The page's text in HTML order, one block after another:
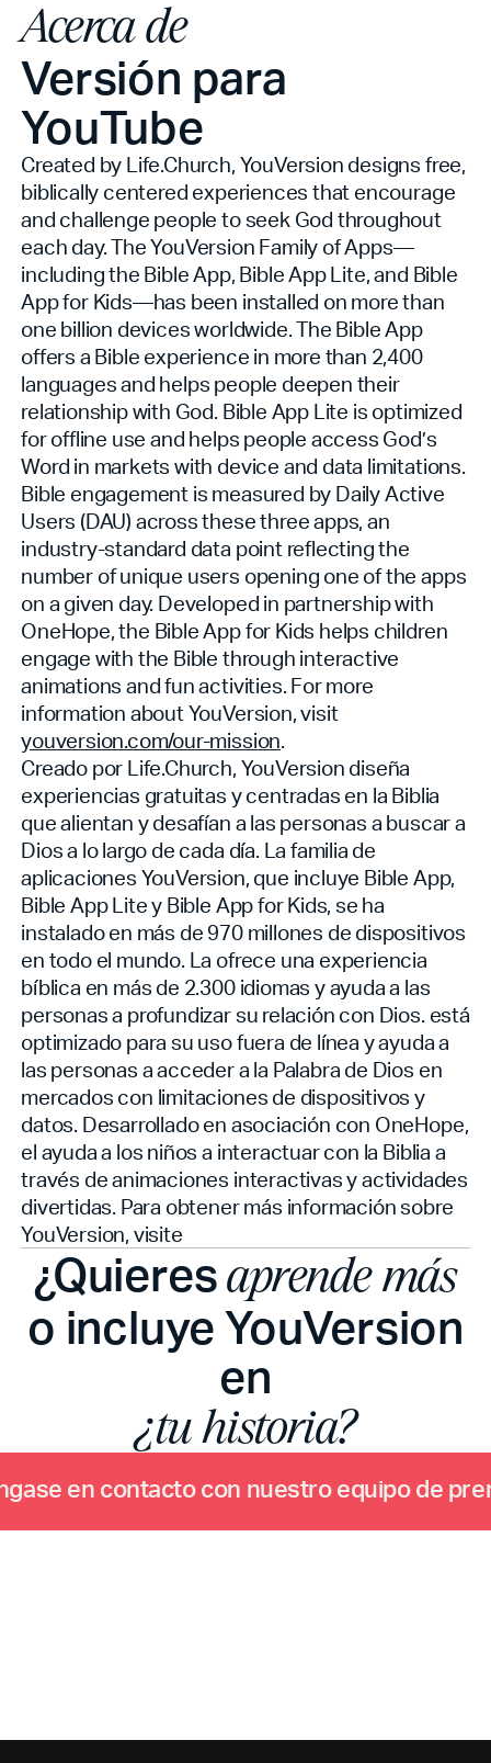
Acerca de
Versión para
YouTube
Created by Life.Church, YouVersion designs free,
biblically centered experiences that encourage
and challenge people to seek God throughout
each day. The YouVersion Family of Apps—
including the Bible App, Bible App Lite, and Bible
App for Kids—has been installed on more than
one billion devices worldwide. The Bible App
offers a Bible experience in more than 2,400
languages and helps people deepen their
relationship with God. Bible App Lite is optimized
for offline use and helps people access God’s
Word in markets with device and data limitations.
Bible engagement is measured by Daily Active
Users (DAU) across these three apps, an
industry-standard data point reflecting the
number of unique users opening one of the apps
on a given day. Developed in partnership with
OneHope, the Bible App for Kids helps children
engage with the Bible through interactive
animations and fun activities. For more
information about YouVersion, visit
youversion.com/our-mission.
Creado por Life.Church, YouVersion diseña
experiencias gratuitas y centradas en la Biblia
que alientan y desafían a las personas a buscar a
Dios a lo largo de cada día. La familia de
aplicaciones YouVersion, que incluye Bible App,
Bible App Lite y Bible App for Kids, se ha
instalado en más de 970 millones de dispositivos
en todo el mundo. La ofrece una experiencia
bíblica en más de 2.300 idiomas y ayuda a las
personas a profundizar su relación con Dios. está
optimizado para su uso fuera de línea y ayuda a
las personas a acceder a la Palabra de Dios en
mercados con limitaciones de dispositivos y
datos. Desarrollado en asociación con OneHope,
el ayuda a los niños a interactuar con la Biblia a
través de animaciones interactivas y actividades
divertidas. Para obtener más información sobre
YouVersion, visite
¿Quieresaprende más
o incluye YouVersion
en
¿tu historia?
gase en contactocon nuestro equipo de pre